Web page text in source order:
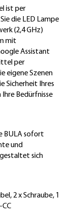
ist per
die LED Lampe
(2,4 GHz)
mit
Assistant
per
eigene Szenen
Sicherheit Ihres
Ihre Bedürfnisse
BULA sofort
und
sich
2 x Schraube, 1